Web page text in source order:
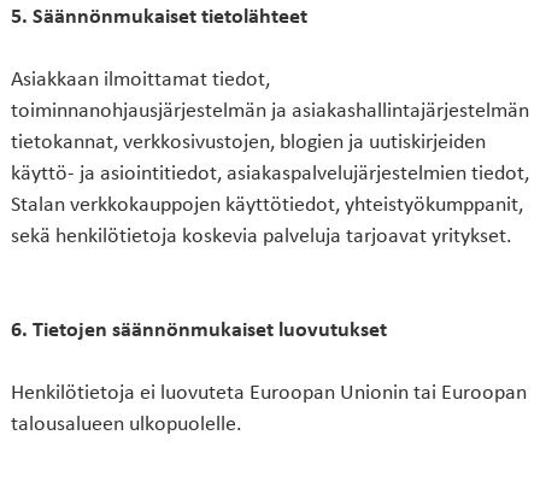
5. Säännönmukaiset tietolähteet
Asiakkaan ilmoittamat tiedot,
toiminnanohjausjärjestelmän ja asiakashallintajärjestelmän
tietokannat, verkkosivustojen, blogien ja uutiskirjeiden
käyttö- ja asiointitiedot, asiakaspalvelujärjestelmien tiedot,
Stalan verkkokauppojen käyttötiedot, yhteistyökumppanit,
sekä henkilötietoja koskevia palveluja tarjoavat yritykset.
6. Tietojen säännönmukaiset luovutukset
Henkilötietoja ei luovuteta Euroopan Unionin tai Euroopan
talousalueen ulkopuolelle.